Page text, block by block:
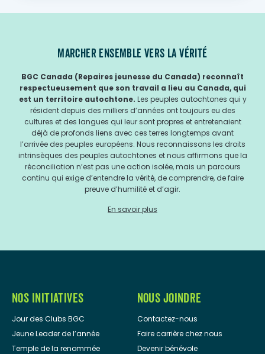
MARCHER ENSEMBLE VERS LA VÉRITÉ
BGC Canada (Repaires jeunesse du Canada) reconnaît
respectueusement que son travail a lieu au Canada, qui
est un territoire autochtone. Les peuples autochtones qui y
résident depuis des milliers d’années ont toujours eu des
cultures et des langues qui leur sont propres et entretenaient
déjà de profonds liens avec ces terres longtemps avant
l’arrivée des peuples européens. Nous reconnaissons les droits
intrinsèques des peuples autochtones et nous affirmons que la
réconciliation n’est pas une action isolée, mais un parcours
continu qui exige d’entendre la vérité, de comprendre, de faire
preuve d’humilité et d’agir.
En savoir plus
NOS INITIATIVES
Jour des Clubs BGC
Jeune Leader de l’année
Temple de la renommée
NOUS JOINDRE
Contactez-nous
Faire carrière chez nous
Devenir bénévole